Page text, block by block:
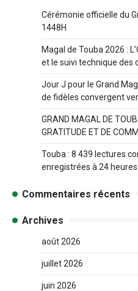
Cérémonie officielle du
1448H
Magal de Touba 2026 :
et le suivi technique des
Jour J pour le Grand
de fidèles convergent
GRAND MAGAL DE
GRATITUDE ET DE
Touba : 8 439 lectures
enregistrées à 24
Commentaires récents
Archives
août 2026
juillet 2026
juin 2026